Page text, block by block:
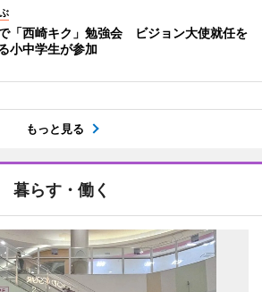
で「西崎キク」勉強会 ビジョン大使就任を
小中学生が参加
もっと見る
暮らす・働く